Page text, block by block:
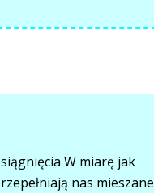
W miarę jak
nas mieszane